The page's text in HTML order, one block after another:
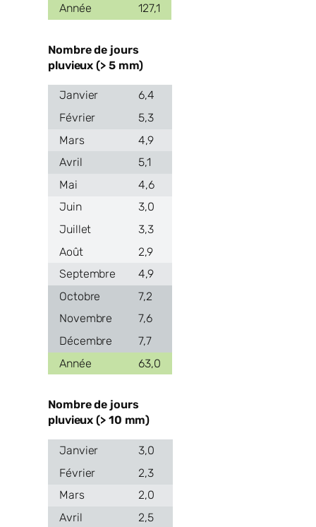
127,1
Nombre de jours
pluvieux (> 5 mm)
6,4
5,3
4,9
5,1
4,6
3,0
3,3
2,9
4,9
7,2
7,6
7,7
63,0
Nombre de jours
pluvieux (> 10 mm)
3,0
2,3
2,0
2,5